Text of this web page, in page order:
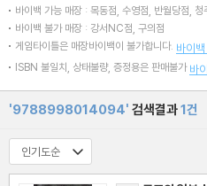
바이백 가능 매장 : 목동점, 수영점, 반월당점,
바이백 불가 매장 : 강서NC점, 구의점
게임타이틀은 매장바이백이 불가합니다. 바이
ISBN 불일치, 상태불량, 증정용은 판매불가 바
'9788998014094' 검색결과1건